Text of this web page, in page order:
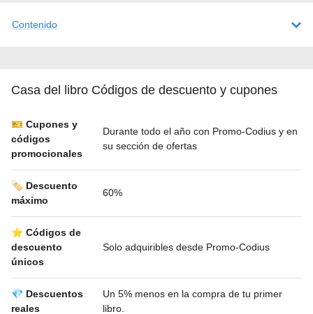
Contenido
Casa del libro Códigos de descuento y cupones
🎫 Cupones y
códigos
promocionales
Durante todo el año con Promo-Codius y en
su sección de ofertas
🏷️ Descuento
máximo
60%
⭐ Códigos de
descuento
únicos
Solo adquiribles desde Promo-Codius
💎 Descuentos
reales
Un 5% menos en la compra de tu primer
libro.